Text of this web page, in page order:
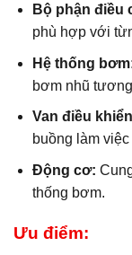
Bộ phận điều
phù hợp với
Hệ thống
bơm nhũ
Van điều
buồng làm
Động cơ:
thống bơm.
Ưu điểm: